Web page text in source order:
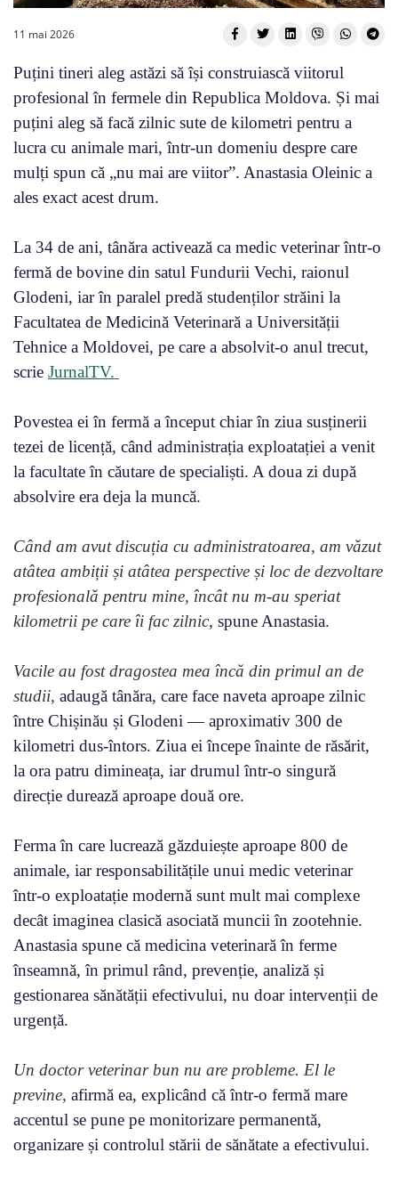
11 mai 2026
Puțini tineri aleg astăzi să își construiască viitorul
profesional în fermele din Republica Moldova. Și mai
puțini aleg să facă zilnic sute de kilometri pentru a
lucra cu animale mari, într-un domeniu despre care
mulți spun că „nu mai are viitor”. Anastasia Oleinic a
ales exact acest drum.
La 34 de ani, tânăra activează ca medic veterinar într-o
fermă de bovine din satul Fundurii Vechi, raionul
Glodeni, iar în paralel predă studenților străini la
Facultatea de Medicină Veterinară a Universității
Tehnice a Moldovei, pe care a absolvit-o anul trecut,
scrie JurnalTV.
Povestea ei în fermă a început chiar în ziua susținerii
tezei de licență, când administrația exploatației a venit
la facultate în căutare de specialiști. A doua zi după
absolvire era deja la muncă.
Când am avut discuția cu administratoarea, am văzut
atâtea ambiții și atâtea perspective și loc de dezvoltare
profesională pentru mine, încât nu m-au speriat
kilometrii pe care îi fac zilnic, spune Anastasia.
Vacile au fost dragostea mea încă din primul an de
studii, adaugă tânăra, care face naveta aproape zilnic
între Chișinău și Glodeni — aproximativ 300 de
kilometri dus-întors. Ziua ei începe înainte de răsărit,
la ora patru dimineața, iar drumul într-o singură
direcție durează aproape două ore.
Ferma în care lucrează găzduiește aproape 800 de
animale, iar responsabilitățile unui medic veterinar
într-o exploatație modernă sunt mult mai complexe
decât imaginea clasică asociată muncii în zootehnie.
Anastasia spune că medicina veterinară în ferme
înseamnă, în primul rând, prevenție, analiză și
gestionarea sănătății efectivului, nu doar intervenții de
urgență.
Un doctor veterinar bun nu are probleme. El le
previne, afirmă ea, explicând că într-o fermă mare
accentul se pune pe monitorizare permanentă,
organizare și controlul stării de sănătate a efectivului.